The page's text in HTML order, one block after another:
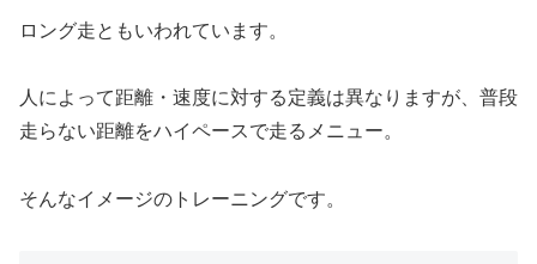
ロング走ともいわれています。
人によって距離・速度に対する定義は異なりますが、普段
走らない距離をハイペースで走るメニュー。
そんなイメージのトレーニングです。